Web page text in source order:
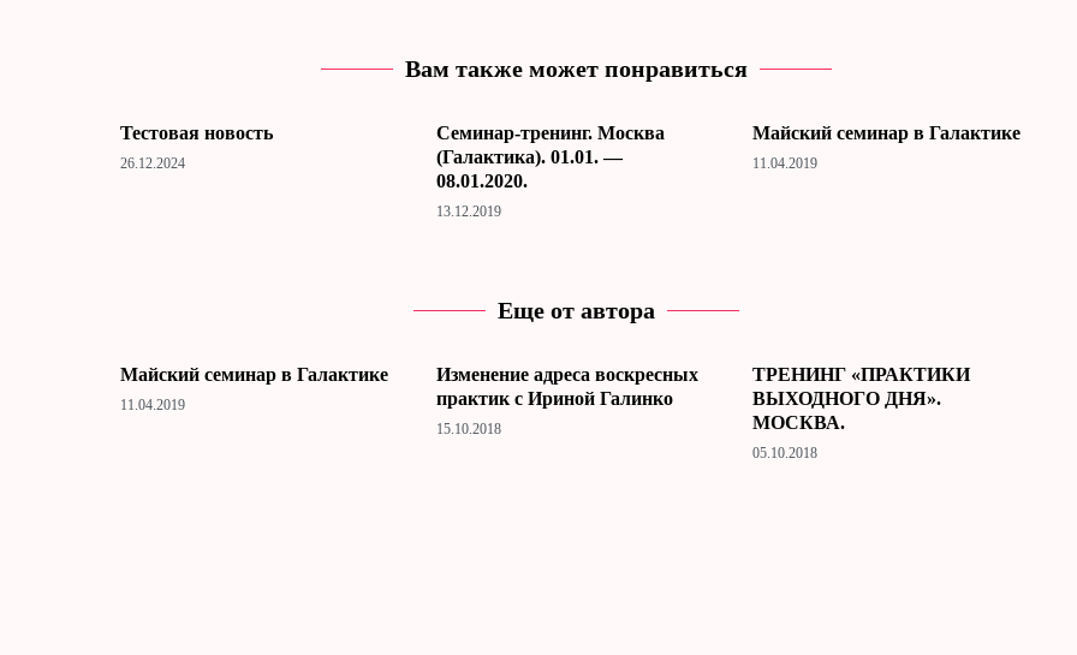
Вам также может понравиться
Тестовая новость
26.12.2024
Cеминар-тренинг. Москва
(Галактика). 01.01. —
08.01.2020.
13.12.2019
Майский семинар в Галактике
11.04.2019
Еще от автора
Майский семинар в Галактике
11.04.2019
Изменение адреса воскресных
практик с Ириной Галинко
15.10.2018
ТРЕНИНГ «ПРАКТИКИ
ВЫХОДНОГО ДНЯ».
МОСКВА.
05.10.2018